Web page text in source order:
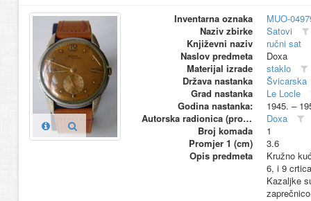
Inventarna oznaka
MUO-
Naziv zbirke
Satovi
Književni naziv
ručni sat
Naslov predmeta
Doxa
Materijal izrade
staklo
Država nastanka
Švicarska
Grad nastanka
Le Locle
Godina nastanka:
1945. –
Autorska radionica (proizvođač)
Doxa
Broj komada
1
Promjer 1 (cm)
3.6
Opis predmeta
Kružno
6, i 9
Kazaljke